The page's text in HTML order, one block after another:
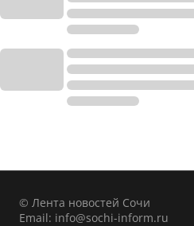
© Лента новостей Сочи
Email: info@sochi-inform.ru